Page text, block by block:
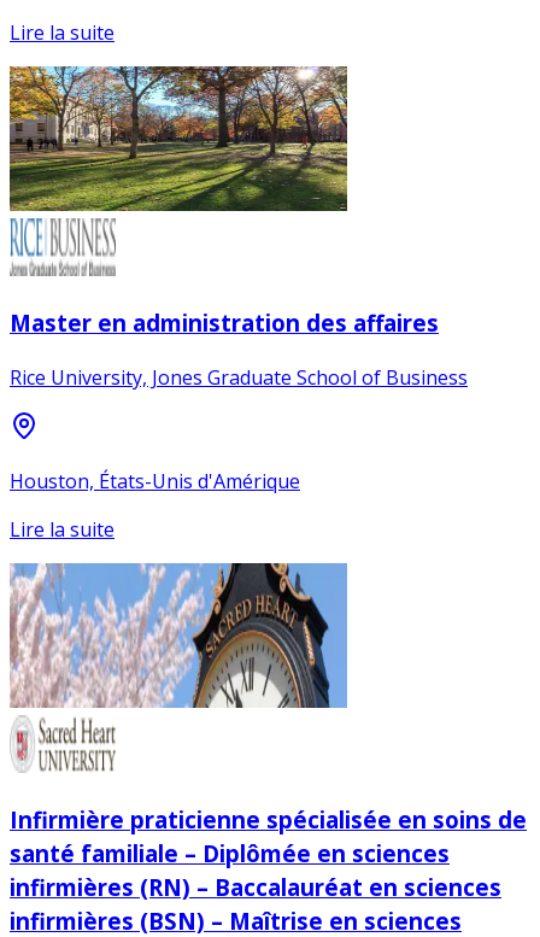
Lire la suite
Master en administration des affaires
Rice University, Jones Graduate School of Business
Houston, États-Unis d'Amérique
Lire la suite
Infirmière praticienne spécialisée en soins de
santé familiale – Diplômée en sciences
infirmières (RN) – Baccalauréat en sciences
infirmières (BSN) – Maîtrise en sciences